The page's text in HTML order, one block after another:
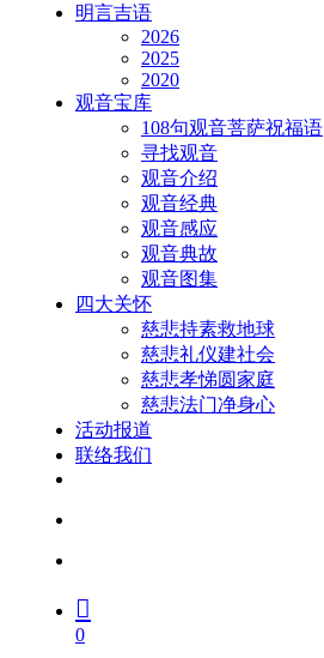
明言吉语
2026
2025
2020
观音宝库
108句观音菩萨祝福语
寻找观音
观音介绍
观音经典
观音感应
观音典故
观音图集
四大关怀
慈悲持素救地球
慈悲礼仪建社会
慈悲孝悌圆家庭
慈悲法门净身心
活动报道
联络我们
0